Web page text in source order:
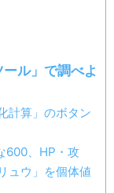
ル」で調べよ
計算」のボタン
600、HP・攻
ュウ」を個体値